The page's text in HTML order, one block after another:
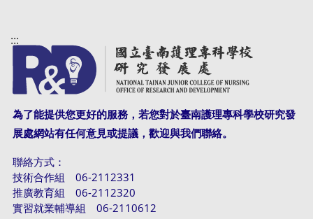
:::
為了能提供您更好的服務，若您對於臺南護理專科學校研究發
展處網站有任何意見或提議，歡迎與我們聯絡。
聯絡方式：
技術合作組 06-2112331
推廣教育組 06-2112320
實習就業輔導組 06-2110612